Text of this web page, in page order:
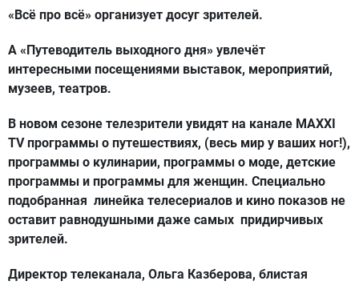
«Всё про всё» организует досуг зрителей.
А «Путеводитель выходного дня» увлечёт
интересными посещениями выставок, мероприятий,
музеев, театров.
В новом сезоне телезрители увидят на канале MAXXI
TV программы о путешествиях, (весь мир у ваших ног!),
программы о кулинарии, программы о моде, детские
программы и программы для женщин. Специально
подобранная линейка телесериалов и кино показов не
оставит равнодушными даже самых придирчивых
зрителей.
Директор телеканала, Ольга Казберова, блистая